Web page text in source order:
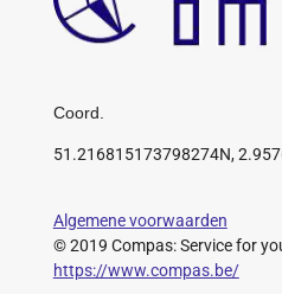
Coord.
51.216815173798274N,
Algemene voorwaarden
© 2019 Compas: Service for
https://www.compas.be/